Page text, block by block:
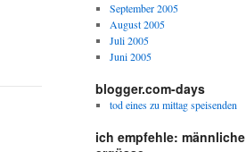
September 2005
August 2005
Juli 2005
Juni 2005
blogger.com-days
tod eines zu mittag speisenden
ich empfehle: männliche